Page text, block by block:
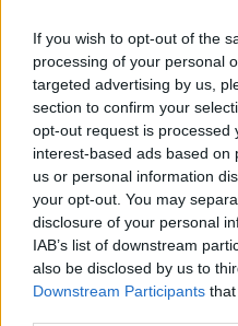
If you wish to opt-out of the
processing of your personal
targeted advertising by us,
section to confirm your
opt-out request is processed
interest-based ads based on
us or personal information
your opt-out. You may
disclosure of your personal
IAB’s list of downstream
also be disclosed by us to
Downstream Participants
Από την
στρατηγική
Ο CISO στον
επιθέσεων
και υπολογιστικά φύλλα, ή
ταυτόχρονη ανεμπόδιστη
512GB γρήγορης αποθήκευσης
αποθηκεύσουν, αλλά και να
μεγάλο αριθμό αρχείων. Με
μπορούν επίσης να κάνουν
Οι 10 ώρες1 της ζωής της
χρήστες να χρησιμοποιήσουν
βράδυ.
Συνδεσιμότητα μέσω
Οι χρήστες του νέου Swift 7,
πλεονεκτήματα